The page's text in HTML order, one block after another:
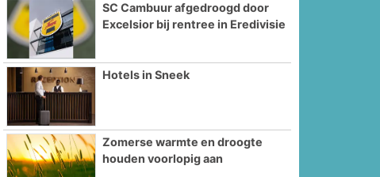
SC Cambuur afgedroogd door
Excelsior bij rentree in Eredivisie
Hotels in Sneek
Zomerse warmte en droogte
houden voorlopig aan